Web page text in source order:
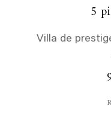
5
Villa de